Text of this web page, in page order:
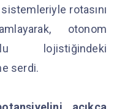
rotasını
otonom
lojistiğindeki
serdi.